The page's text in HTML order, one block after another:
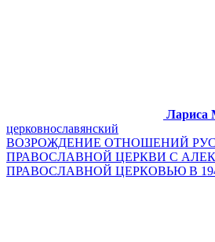
Лариса
церковнославянский
ВОЗРОЖДЕНИЕ ОТНОШЕНИЙ
ПРАВОСЛАВНОЙ ЦЕРКВИ С
ПРАВОСЛАВНОЙ ЦЕРКОВЬЮ В